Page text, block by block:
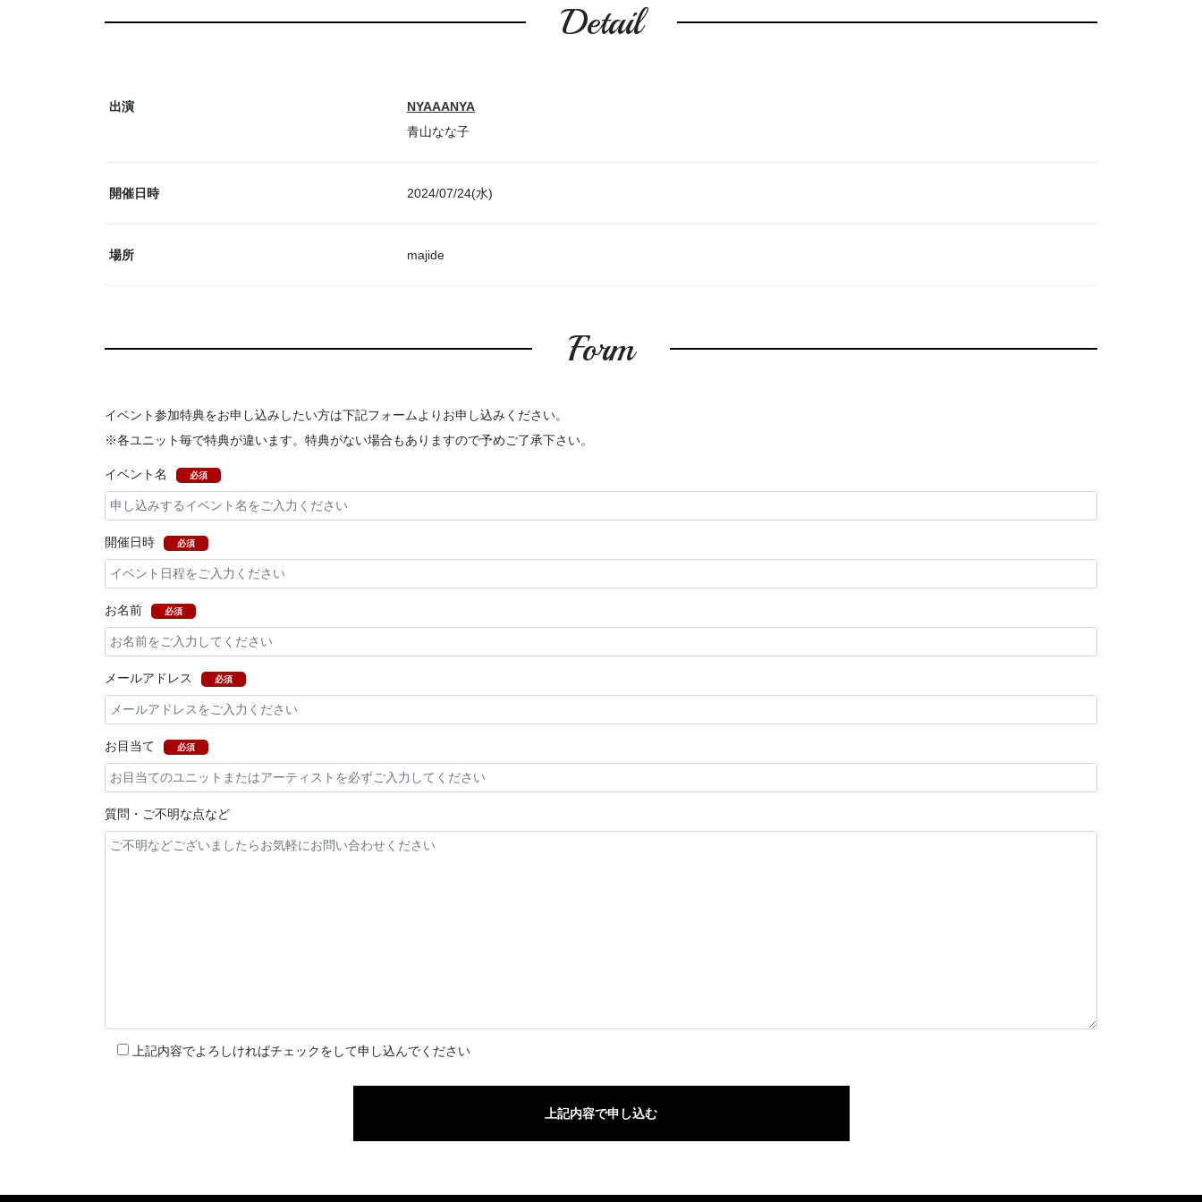
Detail
出演
NYAAANYA
青山なな子
開催日時 2024/07/24(水)
場所 majide
Form
イベント参加特典をお申し込みしたい方は下記フォームよりお申し込みください。
※各ユニット毎で特典が違います。特典がない場合もありますので予めご了承下さい。
イベント名 必須
開催日時 必須
お名前 必須
メールアドレス 必須
お目当て 必須
質問・ご不明な点など
上記内容でよろしければチェックをして申し込んでください